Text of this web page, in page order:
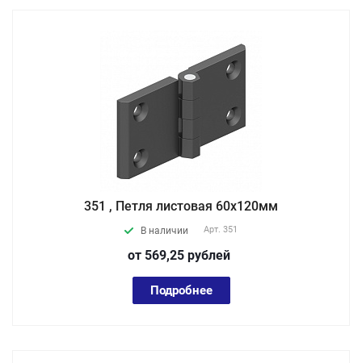
351 , Петля листовая 60х120мм
В наличии Арт. 351
от 569,25 рублей
Подробнее